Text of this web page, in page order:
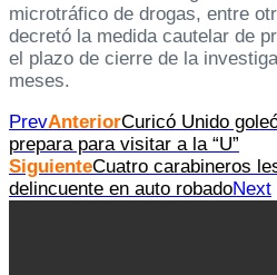
microtráfico de drogas, entre
decretó la medida cautelar de
el plazo de cierre de la
meses.
PrevAnteriorCuricó Unido
prepara para visitar a la “U”
SiguienteCuatro carabineros
delincuente en auto robadoNext